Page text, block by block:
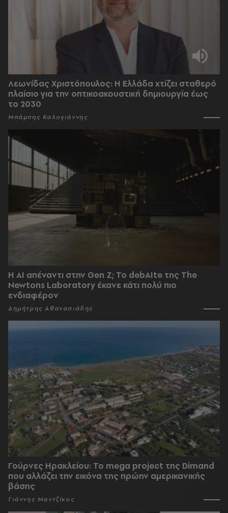
Λεωνίδας Χριστόπουλος: Η Ελλάδα χτίζει σταθερό
πλαίσιο για την οπτικοακουστική δημιουργία έως
το 2030
Μπάμπης Καλογιάννης
Η AI απέναντι στην Gen Z; Το debAIte της The
Newtons Laboratory έκανε κάτι πολύ πιο
ενδιαφέρον
Δημήτρης Αθανασιάδης
Γούρνες Ηρακλείου: To mega project της Dimand
που αλλάζει την εικόνα της πρώην αμερικανικής
βάσης
Γιάννης Μαντζίκος